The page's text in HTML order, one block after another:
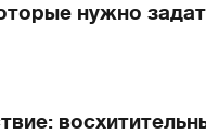
нужно